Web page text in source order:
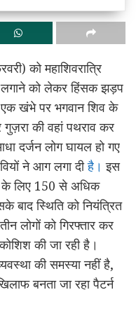
को महाशिवरात्रि
लगाने को लेकर हिंसक झड़प
एक खंभे पर भगवान शिव के
गुज़रा की वहां पथराव कर
दर्जन लोग घायल हो गए
ने आग लगा दीहै। इस
के लिए 150 से अधिक
बाद स्थिति को नियंत्रित
लोगों को गिरफ्तार कर
की जा रही है।
की समस्या नहीं है,
बनता जा रहा पैटर्न